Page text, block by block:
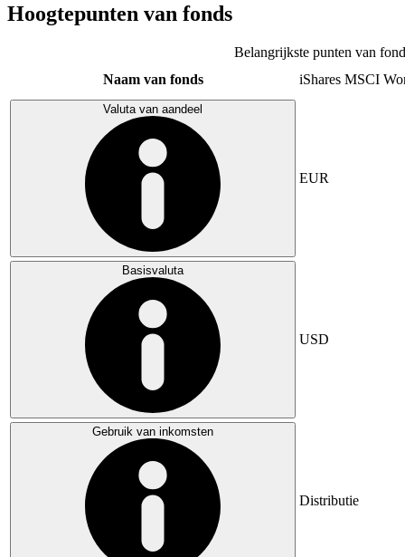
Hoogtepunten van fonds
Belangrijkste punten van
Naam van fonds
iShares MSCI
Valuta van aandeel
EUR
Basisvaluta
USD
Gebruik van inkomsten
Distributie